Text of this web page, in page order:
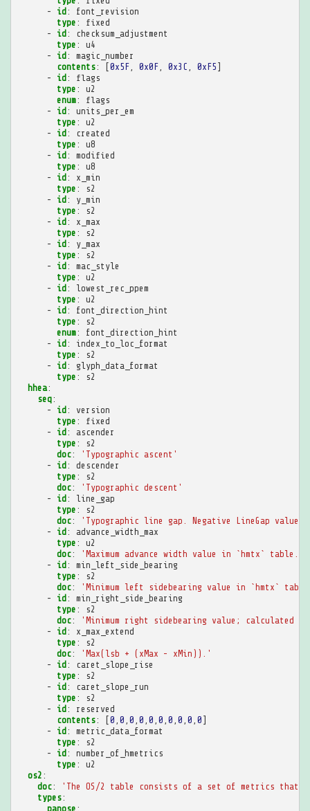
-
id :
font_revision
type :
fixed
-
id :
checksum_adjustment
type :
u4
-
id :
magic_number
contents: 0x5F, 0x0F, 0x3C 0xF5
-
id :
flags
type :
u2
enum:
flags
-
id :
units_per_em
type :
u2
-
id :
created
type :
u8
-
id :
modified
type :
u8
-
id :
x_min
type :
s2
-
id :
y_min
type :
s2
-
id :
x_max
type :
s2
-
id :
y_max
type :
s2
-
id :
mac_style
type :
u2
-
id :
lowest_rec_ppem
type :
u2
-
id :
font_direction_hint
type :
s2
enum:
font_direction_hint
-
id :
index_to_loc_format
type :
s2
-
id :
glyph_data_format
type :
s2
hhea:
seq:
-
id :
version
type :
fixed
-
id :
ascender
type :
s2
doc: 'Typographic ascent'
-
id :
descender
type :
s2
doc: 'Typographic descent'
-
id :
line_gap
type :
s2
doc: 'Typographic line gap. Negative LineGap values
-
id :
advance_width_max
type :
u2
doc: 'Maximum advance width value in `hmtx`
table.'
-
id :
min_left_side_bearing
type :
s2
doc: 'Minimum left sidebearing value in `hmtx`
-
id :
min_right_side_bearing
type :
s2
doc: 'Minimum right sidebearing value; calculated
-
id :
x_max_extend
type :
s2
doc: 'Max(lsb + (xMax -
xMin)).'
-
id :
caret_slope_rise
type :
s2
-
id :
caret_slope_run
type :
s2
-
id :
reserved
contents: 0 0 0 0 0 0 0 0 0 0
-
id :
metric_data_format
type :
s2
-
id :
number_of_hmetrics
type :
u2
os2 :
doc: 'The OS/2 table consists of a set of metrics that
types:
panose :